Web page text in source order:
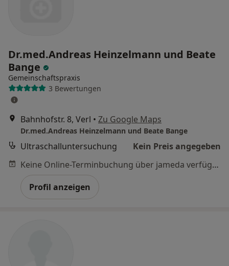
Dr.med.Andreas Heinzelmann und Beate
Bange
Gemeinschaftspraxis
3 Bewertungen
Bahnhofstr. 8, Verl • Zu Google Maps
Dr.med.Andreas Heinzelmann und Beate Bange
Ultraschalluntersuchung
Kein Preis angegeben
Keine Online-Terminbuchung über jameda verfügbar
Profil anzeigen